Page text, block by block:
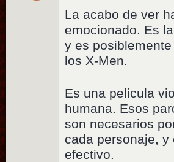
La acabo de ver
emocionado. Es
y es
los X-Men.
Es una pelicula
humana. Esos
son necesarios
cada personaje,
efectivo.